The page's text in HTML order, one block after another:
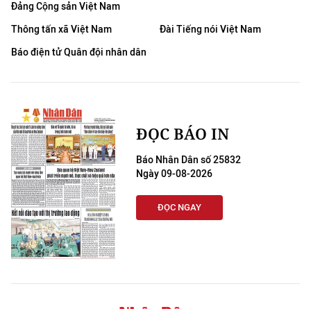
Đảng Cộng sản Việt Nam
Thông tấn xã Việt Nam
Đài Tiếng nói Việt Nam
Báo điện tử Quân đội nhân dân
ĐỌC BÁO IN
Báo Nhân Dân số 25832
Ngày 09-08-2026
ĐỌC NGAY